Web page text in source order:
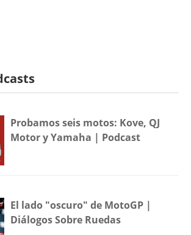
Probamos seis motos: Kove, QJ
Motor y Yamaha | Podcast
El lado "oscuro" de MotoGP |
Diálogos Sobre Ruedas